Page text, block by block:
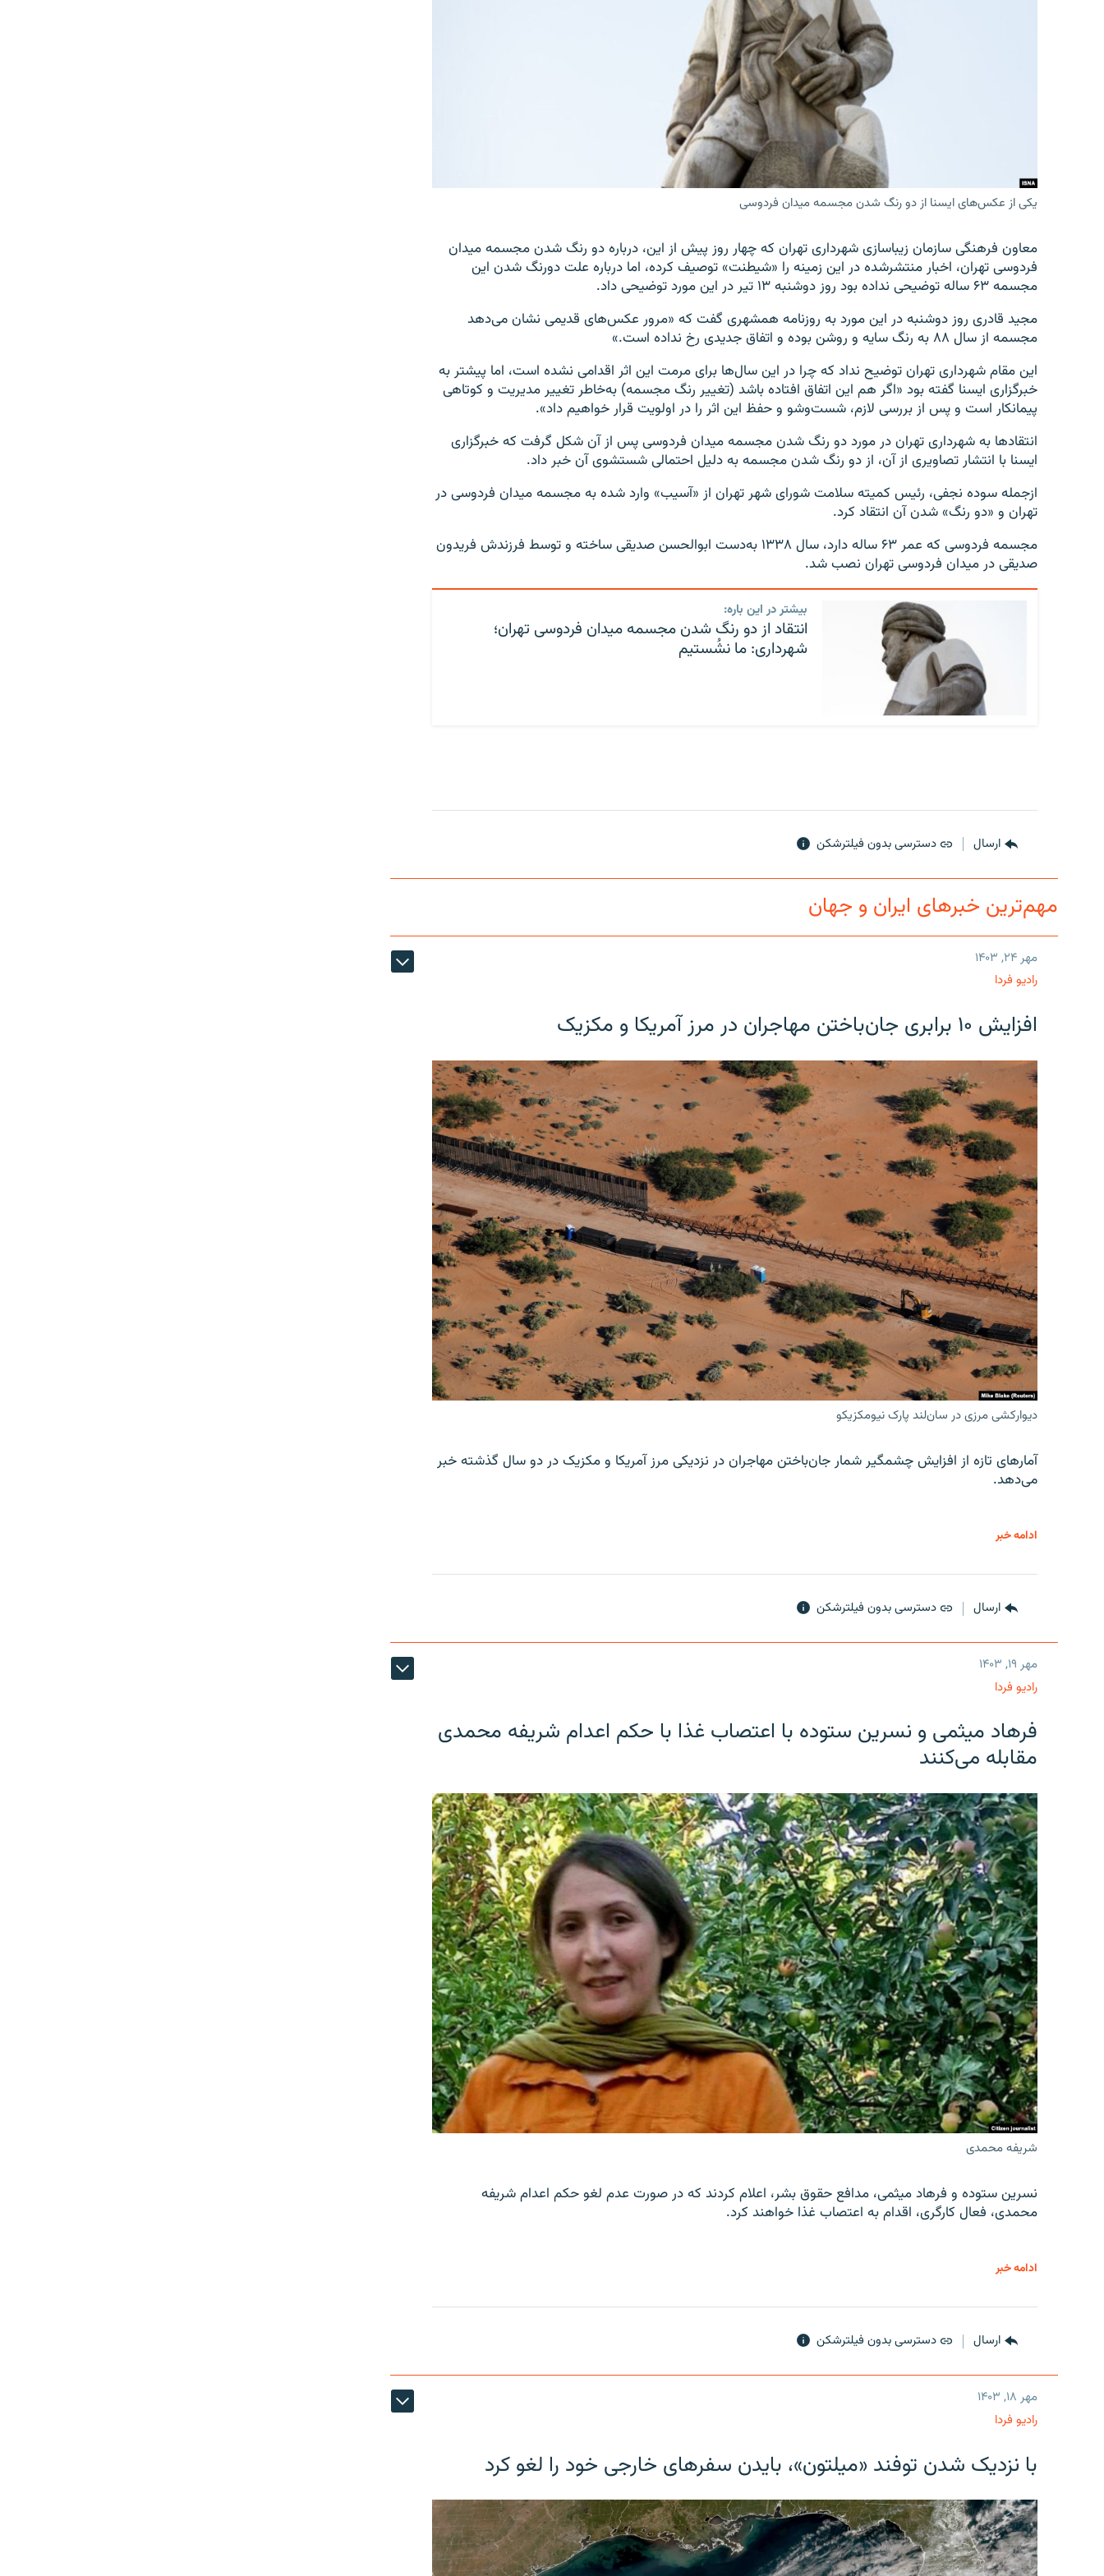
یکی از عکس‌های ایسنا از دو رنگ شدن مجسمه میدان فردوسی
معاون فرهنگی سازمان زیباسازی شهرداری تهران که چهار روز پیش از این، درباره دو رنگ شدن مجسمه میدان
فردوسی تهران، اخبار منتشرشده در این زمینه را «شیطنت» توصیف کرده، اما درباره علت دورنگ شدن این
مجسمه ۶۳ ساله توضیحی نداده بود روز دوشنبه ۱۳ تیر در این مورد توضیحی داد.
مجید قادری روز دوشنبه در این مورد به روزنامه همشهری گفت که «مرور عکس‌های قدیمی نشان می‌دهد
مجسمه از سال ۸۸ به رنگ سایه‌ و روشن بوده و اتفاق جدیدی رخ نداده است.»
این مقام شهرداری تهران توضیح نداد که چرا در این سال‌ها برای مرمت این اثر اقدامی نشده است، اما پیشتر به
خبرگزاری ایسنا گفته بود «اگر هم این اتفاق افتاده باشد (تغییر رنگ مجسمه) به‌خاطر تغییر مدیریت و کوتاهی
پیمانکار است و پس از بررسی لازم، شست‌وشو و حفظ این اثر را در اولویت قرار خواهیم داد».
انتقادها به شهرداری تهران در مورد دو رنگ شدن مجسمه میدان فردوسی پس از آن شکل گرفت که خبرگزاری
ایسنا با انتشار تصاویری از آن، از دو رنگ شدن مجسمه به دلیل احتمالی شستشوی آن خبر داد.
ازجمله سوده نجفی، رئیس کمیته سلامت شورای شهر تهران از «آسیب» وارد شده به مجسمه میدان فردوسی در
تهران و «دو رنگ» شدن آن انتقاد کرد.
مجسمه فردوسی که عمر ۶۳ ساله دارد، سال ۱۳۳۸ به‌دست ابوالحسن صدیقی ساخته و توسط فرزندش فریدون
صدیقی در میدان فردوسی تهران نصب شد.
بیشتر در این باره:
انتقاد از دو رنگ شدن مجسمه میدان فردوسی تهران؛
شهرداری: ما نشُستیم
ارسال دسترسی بدون فیلترشکن
مهم‌ترین خبرهای ایران و جهان
مهر ۲۴, ۱۴۰۳
رادیو فردا
افزایش ۱۰ برابری جان‌باختن مهاجران در مرز آمریکا و مکزیک
دیوارکشی مرزی در سان‌لند پارک نیومکزیکو
آمارهای تازه از افزایش چشمگیر شمار جان‌باختن مهاجران در نزدیکی مرز آمریکا و مکزیک در دو سال گذشته خبر
می‌دهد.
ادامه خبر
ارسال دسترسی بدون فیلترشکن
مهر ۱۹, ۱۴۰۳
رادیو فردا
فرهاد میثمی و نسرین ستوده با اعتصاب غذا با حکم اعدام شریفه محمدی
مقابله می‌کنند
شریفه محمدی
نسرین ستوده و فرهاد میثمی، مدافع حقوق بشر، اعلام کردند که در صورت عدم لغو حکم اعدام شریفه
محمدی، فعال کارگری، اقدام به اعتصاب غذا خواهند کرد.
ادامه خبر
ارسال دسترسی بدون فیلترشکن
مهر ۱۸, ۱۴۰۳
رادیو فردا
با نزدیک شدن توفند «میلتون»، بایدن سفرهای خارجی خود را لغو کرد